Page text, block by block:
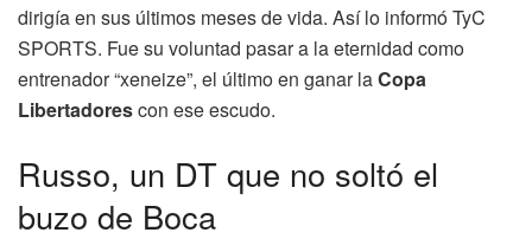
dirigía en sus últimos meses de vida. Así lo informó TyC
SPORTS. Fue su voluntad pasar a la eternidad como
entrenador “xeneize”, el último en ganar laCopa
Libertadorescon ese escudo.
Russo, un DT que no soltó el
buzo de Boca